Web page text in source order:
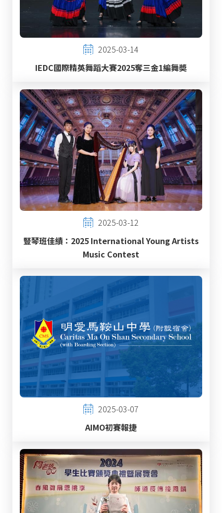
2025-03-14
IEDC國際精英舞蹈大賽2025奪三金1編舞奬
2025-03-12
豎琴班佳績：2025 International Young Artists
Music Contest
2025-03-07
AIMO初賽報捷